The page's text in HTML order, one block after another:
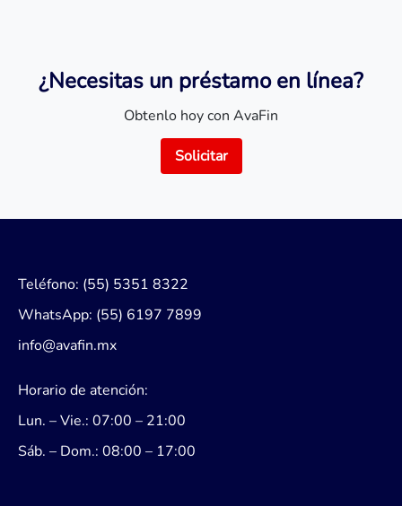
¿Necesitas un préstamo en línea?
Obtenlo hoy con AvaFin
Solicitar
Teléfono: (55) 5351 8322
WhatsApp: (55) 6197 7899
info@avafin.mx
Horario de atención:
Lun. – Vie.: 07:00 – 21:00
Sáb. – Dom.: 08:00 – 17:00